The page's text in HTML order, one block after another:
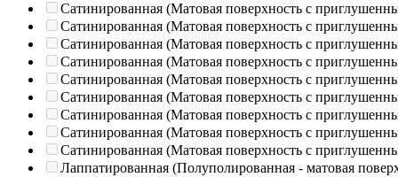
Сатинированная (Матовая поверхность с
Сатинированная (Матовая поверхность с
Сатинированная (Матовая поверхность с
Сатинированная (Матовая поверхность с
Сатинированная (Матовая поверхность с
Сатинированная (Матовая поверхность с
Сатинированная (Матовая поверхность с
Сатинированная (Матовая поверхность с
Сатинированная (Матовая поверхность с
Лаппатированная (Полуполированная - матовая